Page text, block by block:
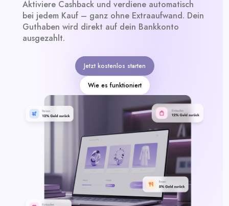
Tagesdeals
Alle
verdienen
Aktiviere Cashback und verdiene automatisch
bei jedem Kauf – ganz ohne Extraaufwand. Dein
Guthaben wird direkt auf dein Bankkonto
ausgezahlt.
Jetzt kostenlos starten
Wie es funktioniert